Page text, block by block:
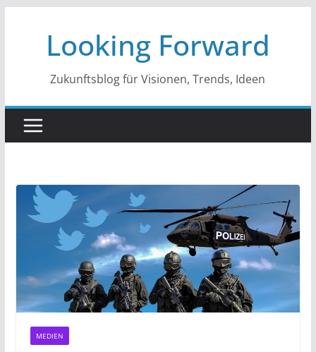
springenLooking Forward
Zukunftsblog für Visionen, Trends, Ideen
MEDIEN